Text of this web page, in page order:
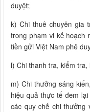
duyệt;
k) Chi thuê chuyên gia
trong phạm vi kế hoạch
tiền gửi Việt Nam phê
l) Chi thanh tra, kiểm tra,
m) Chi thưởng sáng
hiệu quả thực tế đem
các quy chế chi thưởng